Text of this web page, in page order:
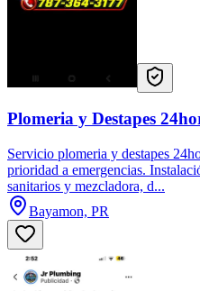
Plomeria y Destapes
Servicio plomeria y destapes
prioridad a emergencias.
sanitarios y mezcladora, d...
Bayamon, PR